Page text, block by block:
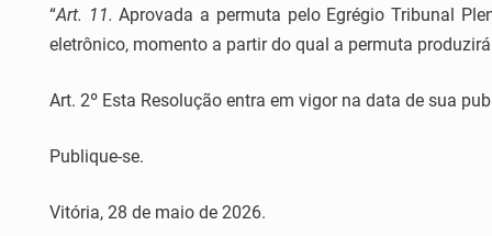
“Art. 11. Aprovada a permuta pelo Egrégio Tribunal
eletrônico, momento a partir do qual a permuta
Art. 2º Esta Resolução entra em vigor na data de sua
Publique-se.
Vitória, 28 de maio de 2026.